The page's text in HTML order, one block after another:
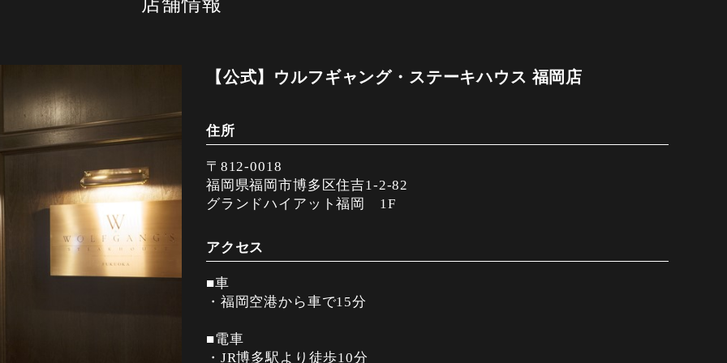
【公式】ウルフギャング・ステーキハウス 福岡店
住所
〒812-0018
福岡県福岡市博多区住吉1-2-82
グランドハイアット福岡 1F
アクセス
■車
・福岡空港から車で15分
■電車
・JR博多駅より徒歩10分